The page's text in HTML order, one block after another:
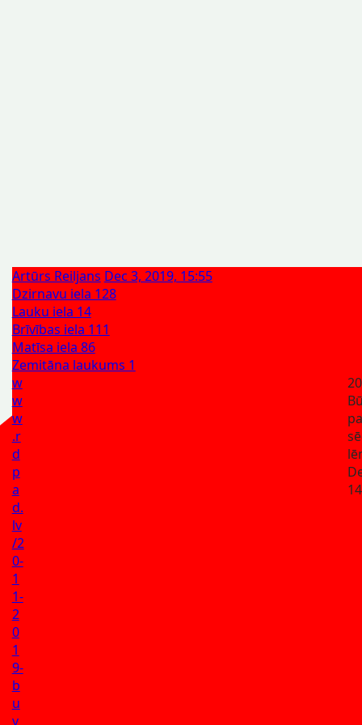
Artūrs Reiljans Dec 3, 2019, 15:55
Dzirnavu iela 128
Lauku iela 14
Brīvības iela 111
Matīsa iela 86
Zemitāna laukums 1
w
w
w
.r
d
p
a
d.
lv
/2
0-
1
1-
2
0
1
9-
b
u
v